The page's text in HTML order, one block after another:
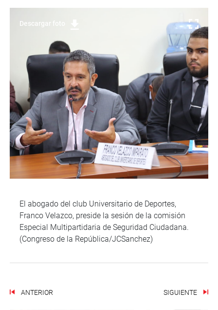
Descargar foto
El abogado del club Universitario de Deportes,
Franco Velazco, preside la sesión de la comisión
Especial Multipartidaria de Seguridad Ciudadana.
(Congreso de la República/JCSanchez)
ANTERIOR SIGUIENTE